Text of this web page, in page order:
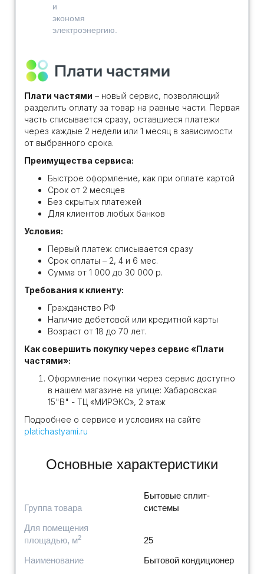
и
экономя
электроэнергию.
Плати частями – новый сервис, позволяющий
разделить оплату за товар на равные части. Первая
часть списывается сразу, оставшиеся платежи
через каждые 2 недели или 1 месяц в зависимости
от выбранного срока.
Преимущества сервиса:
Быстрое оформление, как при оплате картой
Срок от 2 месяцев
Без скрытых платежей
Для клиентов любых банков
Условия:
Первый платеж списывается сразу
Срок оплаты – 2, 4 и 6 мес.
Сумма от 1 000 до 30 000 р.
Требования к клиенту:
Гражданство РФ
Наличие дебетовой или кредитной карты
Возраст от 18 до 70 лет.
Как совершить покупку через сервис «Плати
частями»:
Оформление покупки через сервис доступно
в нашем магазине на улице: Хабаровская
15"В" - ТЦ «МИРЭКС», 2 этаж
Подробнее о сервисе и условиях на сайте
platichastyami.ru
Основные характеристики
Группа товара
Бытовые сплит-
системы
Для помещения
площадью, м2
25
Наименование
Бытовой кондиционер